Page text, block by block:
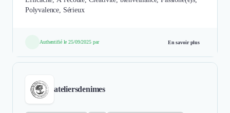
Polyvalence, Sérieux
Authentifié le 25/09/2025 par En savoir plus
ateliersdenimes